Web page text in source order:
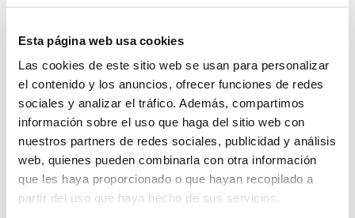
Esta página web usa cookies
Las cookies de este sitio web se usan para personalizar
el contenido y los anuncios, ofrecer funciones de redes
sociales y analizar el tráfico. Además, compartimos
información sobre el uso que haga del sitio web con
nuestros partners de redes sociales, publicidad y análisis
web, quienes pueden combinarla con otra información
que les haya proporcionado o que hayan recopilado a
partir del uso que haya hecho de sus servicios.
-
Lo quiero
Smartwatch Garmin Instinct 3 Amoled GPS
50mm Negro
$799.99
-
+
Lo quiero
Smartwatch Garmin Instinct 3 Solar GPS 50mm